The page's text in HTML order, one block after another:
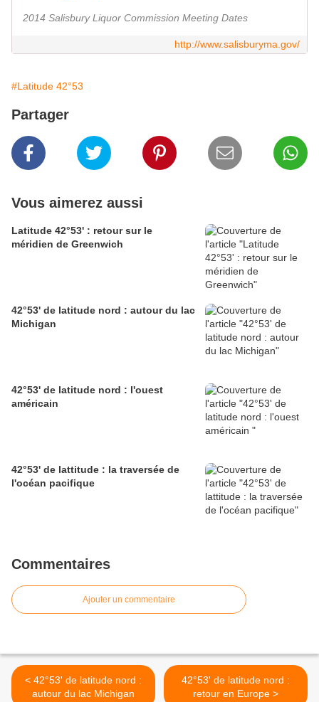
2014 Salisbury Liquor Commission Meeting Dates
http://www.salisburyma.gov/
#Latitude 42°53
Partager
Vous aimerez aussi
Latitude 42°53' : retour sur le
méridien de Greenwich
42°53' de latitude nord : autour du lac
Michigan
42°53' de latitude nord : l'ouest
américain
42°53' de lattitude : la traversée de
l'océan pacifique
Commentaires
Ajouter un commentaire
< 42°53' de latitude nord :
autour du lac Michigan
42°53' de latitude nord :
retour en Europe >